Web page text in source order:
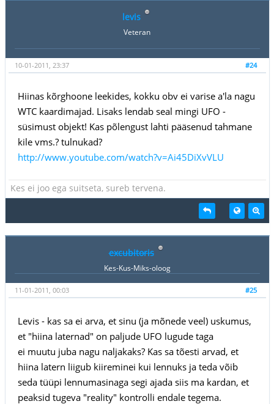
levis
Veteran
#24
10-01-2011, 23:37
Hiinas kõrghoone leekides, kokku obv ei varise a'la nagu
WTC kaardimajad. Lisaks lendab seal mingi UFO -
süsimust objekt! Kas põlengust lahti pääsenud tahmane
kile vms.? tulnukad?
http://www.youtube.com/watch?v=Ai45DiXvVLU
Kes ei joo ega suitseta, sureb tervena.
excubitoris
Kes-Kus-Miks-oloog
#25
11-01-2011, 00:03
Levis - kas sa ei arva, et sinu (ja mõnede veel) uskumus,
et "hiina laternad" on paljude UFO lugude taga
ei muutu juba nagu naljakaks? Kas sa tõesti arvad, et
hiina latern liigub kiireminei kui lennuks ja teda võib
seda tüüpi lennumasinaga segi ajada siis ma kardan, et
peaksid tugeva "reality" kontrolli endale tegema.